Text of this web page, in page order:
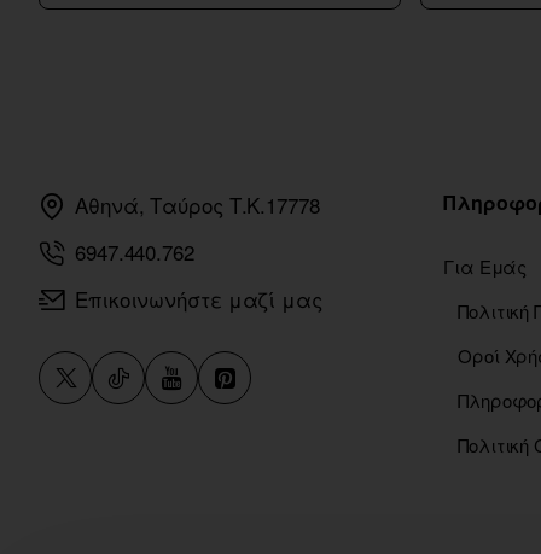
Αθηνά, Ταύρος Τ.Κ.17778
6947.440.762
Επικοινωνήστε μαζί μας
Για Εμάς
Οροί
Πολιτική